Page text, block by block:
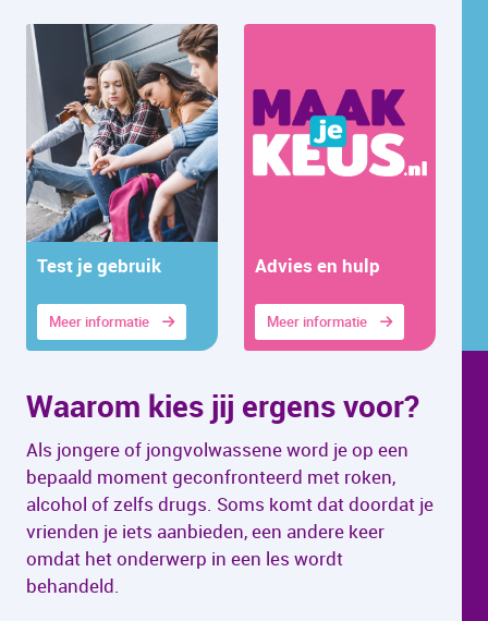
Test je gebruik
Meer informatie
Advies en hulp
Meer informatie
Waarom kies jij ergens voor?
Als jongere of jongvolwassene word je op een
bepaald moment geconfronteerd met roken,
alcohol of zelfs drugs. Soms komt dat doordat je
vrienden je iets aanbieden, een andere keer
omdat het onderwerp in een les wordt
behandeld.